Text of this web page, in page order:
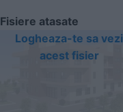
Fisiere atasate
Logheaza-te sa vezi
acest fisier